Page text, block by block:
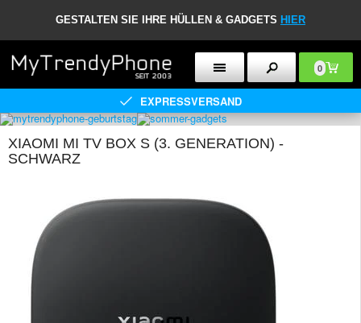
GESTALTEN SIE IHRE HÜLLEN & GADGETS HIER
0
EXPRESSVERSAND
XIAOMI MI TV BOX S (3. GENERATION) -
SCHWARZ